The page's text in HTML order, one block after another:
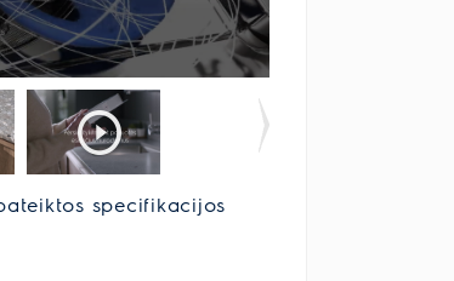
specifikacijos